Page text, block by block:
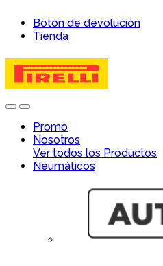
navigation
content
Botón de devolución
Tienda
OpenClose
Promo
Nosotros
Ver todos los Productos
Neumáticos